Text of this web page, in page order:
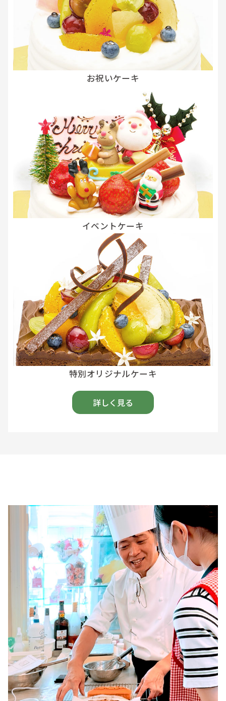
お祝いケーキ
イベントケーキ
特別オリジナルケーキ
詳しく見る